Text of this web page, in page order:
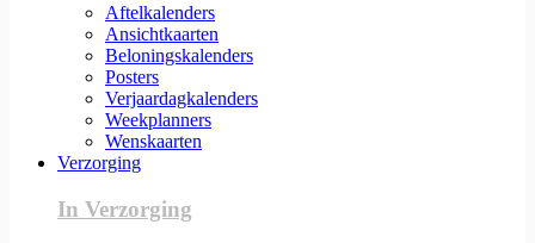
Aftelkalenders
Ansichtkaarten
Beloningskalenders
Posters
Verjaardagkalenders
Weekplanners
Wenskaarten
Verzorging
In Verzorging